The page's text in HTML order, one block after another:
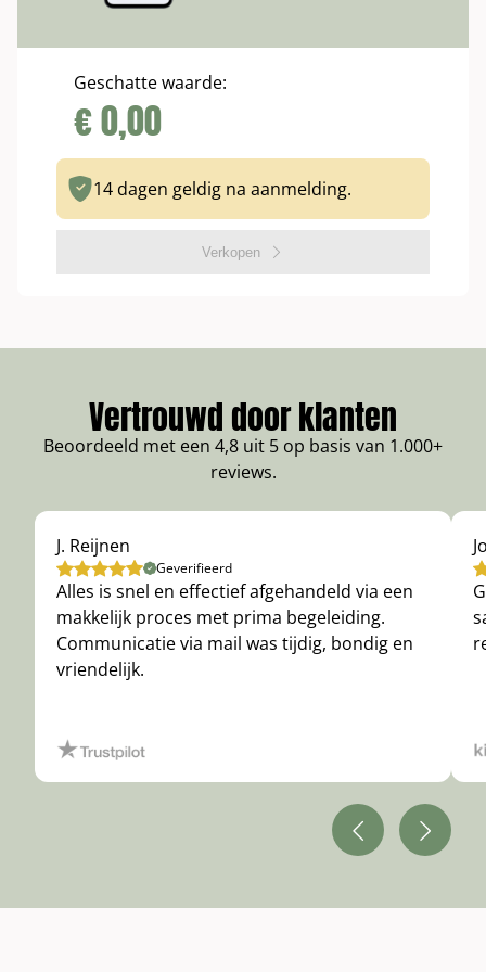
Geschatte waarde:
€0,00
14 dagen geldig na aanmelding.
Verkopen
Vertrouwd door klanten
Beoordeeld met een 4,8 uit 5 op basis van 1.000+
reviews.
J. Reijnen
Geverifieerd
Alles is snel en effectief afgehandeld via een
makkelijk proces met prima begeleiding.
Communicatie via mail was tijdig, bondig en
vriendelijk.